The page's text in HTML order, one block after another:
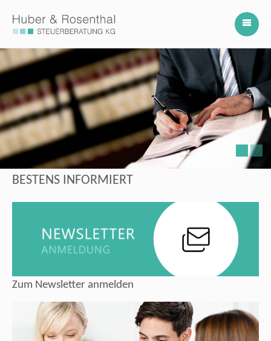
BESTENS INFORMIERT
Zum Newsletter anmelden